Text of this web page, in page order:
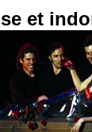
et